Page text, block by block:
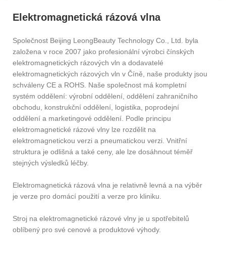
Elektromagnetická rázová vlna
Společnost Beijing LeongBeauty Technology Co., Ltd. byla
založena v roce 2007 jako profesionální výrobci čínských
elektromagnetických rázových vln a dodavatelé
elektromagnetických rázových vln v Číně, naše produkty jsou
schváleny CE a ROHS. Naše společnost má kompletní
systém oddělení: výrobní oddělení, oddělení zahraničního
obchodu, konstrukční oddělení, logistika, poprodejní
oddělení a marketingové oddělení. Podle principu
elektromagnetické rázové vlny lze rozdělit na
elektromagnetickou verzi a pneumatickou verzi. Vnitřní
struktura je odlišná a také ceny, ale lze dosáhnout téměř
stejných výsledků léčby.
Elektromagnetická rázová vlna je relativně levná a na výběr
je verze pro domácí použití a verze pro kliniku.
Stroj na elektromagnetické rázové vlny je u spotřebitelů
oblíbený pro své cenové a produktové výhody.